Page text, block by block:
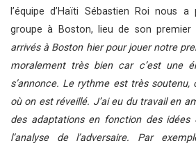
l’équipe d’Haïti Sébastien Roi nous
groupe à Boston, lieu de son premier
arrivés à Boston hier pour jouer notre
moralement très bien car c’est une
s’annonce. Le rythme est très soutenu,
où on est réveillé. J’ai eu du travail en
des adaptations en fonction des
l’analyse de l’adversaire. Par